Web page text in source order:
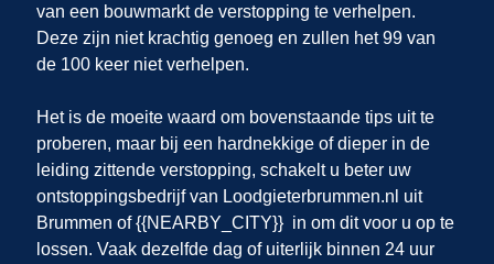
van een bouwmarkt de verstopping te verhelpen.
Deze zijn niet krachtig genoeg en zullen het 99 van
de 100 keer niet verhelpen.
Het is de moeite waard om bovenstaande tips uit te
proberen, maar bij een hardnekkige of dieper in de
leiding zittende verstopping, schakelt u beter uw
ontstoppingsbedrijf van Loodgieterbrummen.nl uit
Brummen of {{NEARBY_CITY}} in om dit voor u op te
lossen. Vaak dezelfde dag of uiterlijk binnen 24 uur